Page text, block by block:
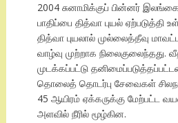
2004 சுனாமிக்குப் பின்னர்
பாதிப்பை தித்வா புயல் ஏற்படுத்தி
தித்வா புயலால் முல்லைத்தீவு
வாழ்வு முற்றாக நிலைகுலைந்தது.
முடக்கப்பட்டு
தொலைத் தொடர்பு சேவைகள்
45 ஆயிரம் ஏக்கருக்கு மேற்பட்ட
அளவில் நீரில் மூழ்கின.